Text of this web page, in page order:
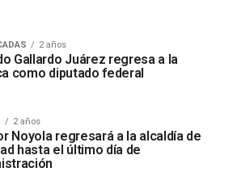
2 años
Gallardo Juárez regresa a la
como diputado federal
2 años
Noyola regresará a la alcaldía de
hasta el último día de